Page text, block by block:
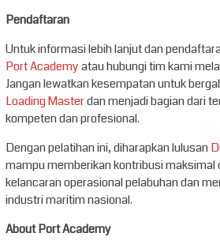
Pendaftaran
Untuk informasi lebih lanjut dan
Port Academyatau hubungi tim kami
Jangan lewatkan kesempatan untuk
Loading Masterdan menjadi bagian dari
kompeten dan profesional.
Dengan pelatihan ini, diharapkan lulusan
mampu memberikan kontribusi maksimal
kelancaran operasional pelabuhan dan
industri maritim nasional.
About Port Academy